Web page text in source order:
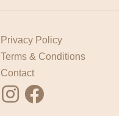
Privacy Policy
Terms & Conditions
Contact